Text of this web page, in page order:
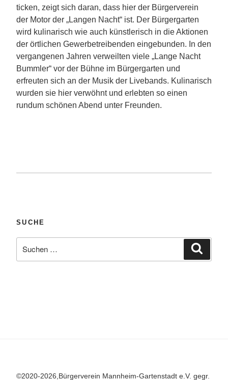
ticken, zeigt sich daran, dass hier der Bürgerverein
der Motor der „Langen Nacht“ ist. Der Bürgergarten
wird kulinarisch wie auch künstlerisch in die Aktionen
der örtlichen Gewerbetreibenden eingebunden. In den
vergangenen Jahren verweilten viele „Lange Nacht
Bummler“ vor der Bühne im Bürgergarten und
erfreuten sich an der Musik der Livebands. Kulinarisch
wurden sie hier verwöhnt und erlebten so einen
rundum schönen Abend unter Freunden.
SUCHE
nach:
©2020-2026,Bürgerverein Mannheim-Gartenstadt e.V. gegr.